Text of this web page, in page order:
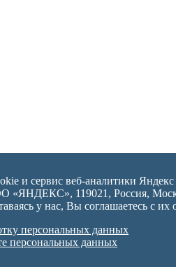
и сервис веб-аналитики
«ЯНДЕКС», 119021, Россия,
у нас, Вы соглашаетесь с их
персональных данных
персональных данных